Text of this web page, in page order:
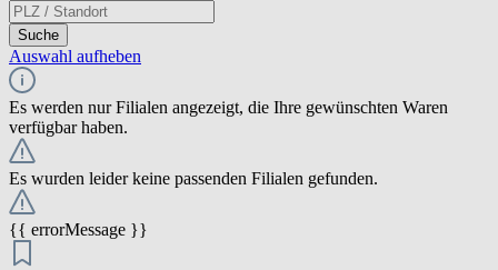
Suche
Auswahl aufheben
Es werden nur Filialen angezeigt, die Ihre gewünschten Waren
verfügbar haben.
Es wurden leider keine passenden Filialen gefunden.
{{ errorMessage }}